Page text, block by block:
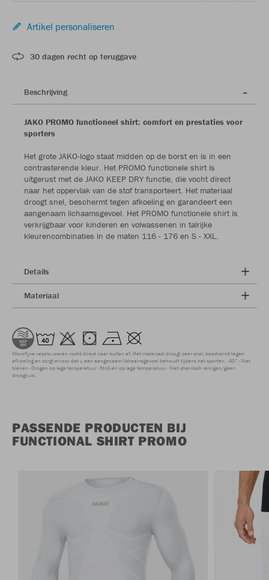
Artikel personaliseren
30 dagen recht op teruggave
Beschrijving
JAKO PROMO functioneel shirt: comfort en prestaties voor
sporters
Het grote JAKO-logo staat midden op de borst en is in een
contrasterende kleur. Het PROMO functionele shirt is
uitgerust met de JAKO KEEP DRY functie, die vocht direct
naar het oppervlak van de stof transporteert. Het materiaal
droogt snel, beschermt tegen afkoeling en garandeert een
aangenaam lichaamsgevoel. Het PROMO functionele shirt is
verkrijgbaar voor kinderen en volwassenen in talrijke
kleurencombinaties in de maten 116 - 176 en S - XXL.
Details
Materiaal
Microfijne vezels voeren vocht direct naar buiten af. Het materiaal droogt zeer snel, beschermt tegen
afkoeling en zorgt ervoor dat u een aangenaam lichaamsgevoel behoudt tijdens het sporten. 40° Niet
bleken Drogen op lage temperatuur Strijken op lage temperatuur Niet chemisch reinigen/geen
droogkuis
PASSENDE PRODUCTEN BIJ
FUNCTIONAL SHIRT PROMO